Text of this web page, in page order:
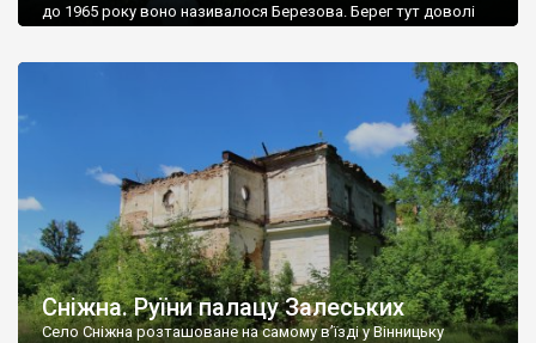
до 1965 року воно називалося Березова. Берег тут доволі
Наддністрянське відрізняється від більшості навколишніх
сіл. У селі є мурована Михайлівська церква. Точної дати […]
Сніжна. Руїни палацу Залеських
Село Сніжна розташоване на самому в’їзді у Вінницьку